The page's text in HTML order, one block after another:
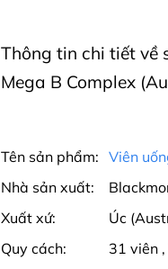
Thông tin chi tiết về
Mega B Complex
Tên sản phẩm: Viên
Nhà sản xuất:
Xuất xứ:
Úc
Quy cách:
31 viên,